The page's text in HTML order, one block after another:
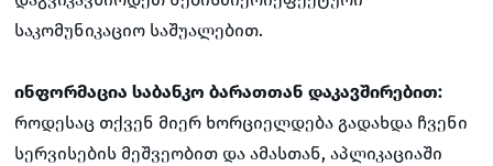
საკომუნიკაციო საშუალებით.
ინფორმაცია საბანკო ბარათთან დაკავშირებით:
როდესაც თქვენ მიერ ხორციელდება გადახდა ჩვენი
სერვისების მეშვეობით და ამასთან, აპლიკაციაში